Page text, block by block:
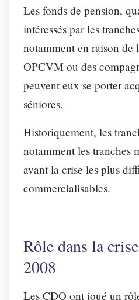
Les fonds de pension,
intéressés par les
notamment en raison
OPCVM ou des
peuvent eux se porter
séniores.
Historiquement, les
notamment les tranches
avant la crise les plus
commercialisables.
Rôle dans la
2008
Les CDO ont joué un